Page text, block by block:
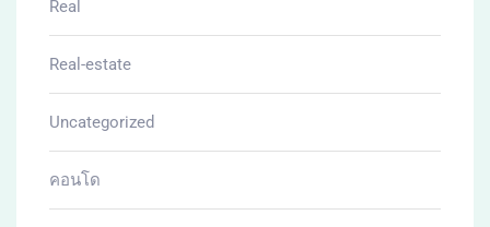
Real
Real-estate
Uncategorized
คอนโด